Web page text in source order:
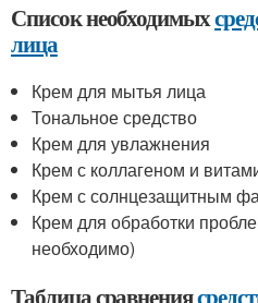
Список необходимых
лица
Крем для мытья лица
Тональное средство
Крем для увлажнения
Крем с коллагеном и
Крем с солнцезащитным
Крем для обработки
необходимо)
Таблица сравнения